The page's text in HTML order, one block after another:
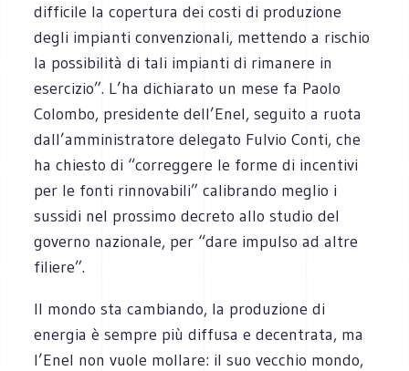
difficile la copertura dei costi di produzione
degli impianti convenzionali, mettendo a rischio
la possibilità di tali impianti di rimanere in
esercizio”. L’ha dichiarato un mese fa Paolo
Colombo, presidente dell’Enel, seguito a ruota
dall’amministratore delegato Fulvio Conti, che
ha chiesto di “correggere le forme di incentivi
per le fonti rinnovabili” calibrando meglio i
sussidi nel prossimo decreto allo studio del
governo nazionale, per “dare impulso ad altre
filiere”.
Il mondo sta cambiando, la produzione di
energia è sempre più diffusa e decentrata, ma
l’Enel non vuole mollare: il suo vecchio mondo,